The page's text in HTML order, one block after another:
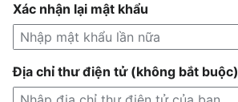
Xác nhận lại mật khẩu
Địa chỉ thư điện tử (không bắt buộc)